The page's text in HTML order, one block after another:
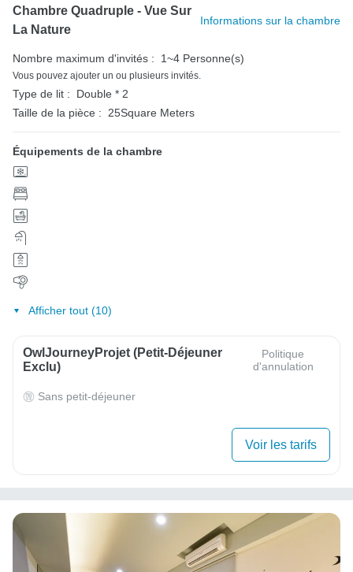
Chambre Quadruple - Vue Sur
La Nature
Informations sur la chambre
Nombre maximum d'invités : 1~4 Personne(s)
Vous pouvez ajouter un ou plusieurs invités.
Type de lit :
Double * 2
Taille de la pièce :
25Square Meters
Équipements de la chambre
Afficher tout (10)
OwlJourneyProjet (petit-Déjeuner
Exclu)
Politique
d'annulation
Sans petit-déjeuner
Voir les tarifs